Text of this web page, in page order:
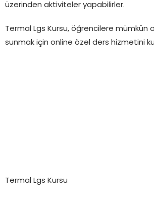
üzerinden aktiviteler yapabilirler.
Termal Lgs Kursu, öğrencilere mümkün
sunmak için online özel ders hizmetini
Termal Lgs Kursu